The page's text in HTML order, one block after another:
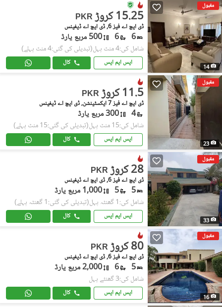
مقبول
14
PKR 15.25 کروڑ
ڈی ایچ اے فیز 6, ڈی ایچ اے ڈیفینس
6
6 500 مربع یارڈ
شامل کی:4 منٹ پہل (تبدیلی کی گئی:4 منٹ پہلے)
ایس ایم ایس کال
مقبول
23
PKR 11.5 کروڑ
ڈی ایچ اے فیز 7 ایکسٹینشن, ڈی ایچ اے ڈیفینس
4 300 مربع یارڈ
شامل کی:15 منٹ پہل (تبدیلی کی گئی:15 منٹ پہلے)
ایس ایم ایس کال
مقبول
33
PKR 28 کروڑ
ڈی ایچ اے فیز 6, ڈی ایچ اے ڈیفینس
5
5 1,000 مربع یارڈ
شامل کی:1 گھنٹہ پہل (تبدیلی کی گئی:1 گھنٹہ پہلے)
ایس ایم ایس کال
مقبول
16
PKR 80 کروڑ
ڈی ایچ اے فیز 6, ڈی ایچ اے ڈیفینس
5
6 2,000 مربع یارڈ
شامل کی:3 گھنٹے پہل
ایس ایم ایس کال